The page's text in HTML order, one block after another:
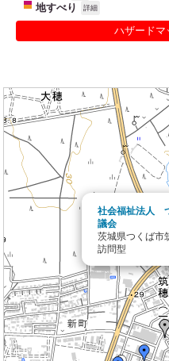
地すべり 詳細
ハザードマ
社会福祉法人
議会
茨城県つくば市
訪問型